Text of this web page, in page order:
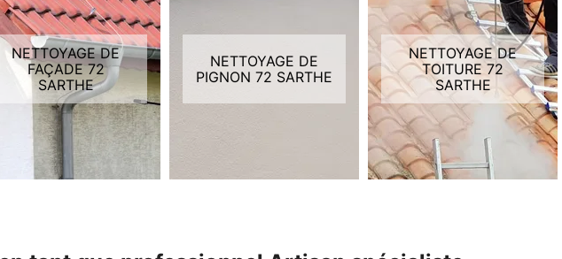
NETTOYAGE DE
FAÇADE 72
SARTHE
NETTOYAGE DE
PIGNON 72 SARTHE
NETTOYAGE DE
TOITURE 72
SARTHE